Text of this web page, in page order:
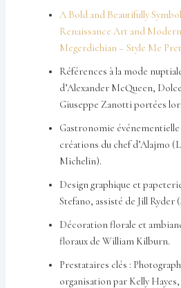
A Bold and Beautifully
Renaissance Art and
Megerdichian – Style Me
Références à la mode
d’Alexander McQueen,
Giuseppe Zanotti portées
Gastronomie
créations du chef d’Alajmo
Michelin).
Design graphique et
Stefano, assisté de Jill Ryder
Décoration florale et
floraux de William Kilburn.
Prestataires clés :
organisation par Kelly